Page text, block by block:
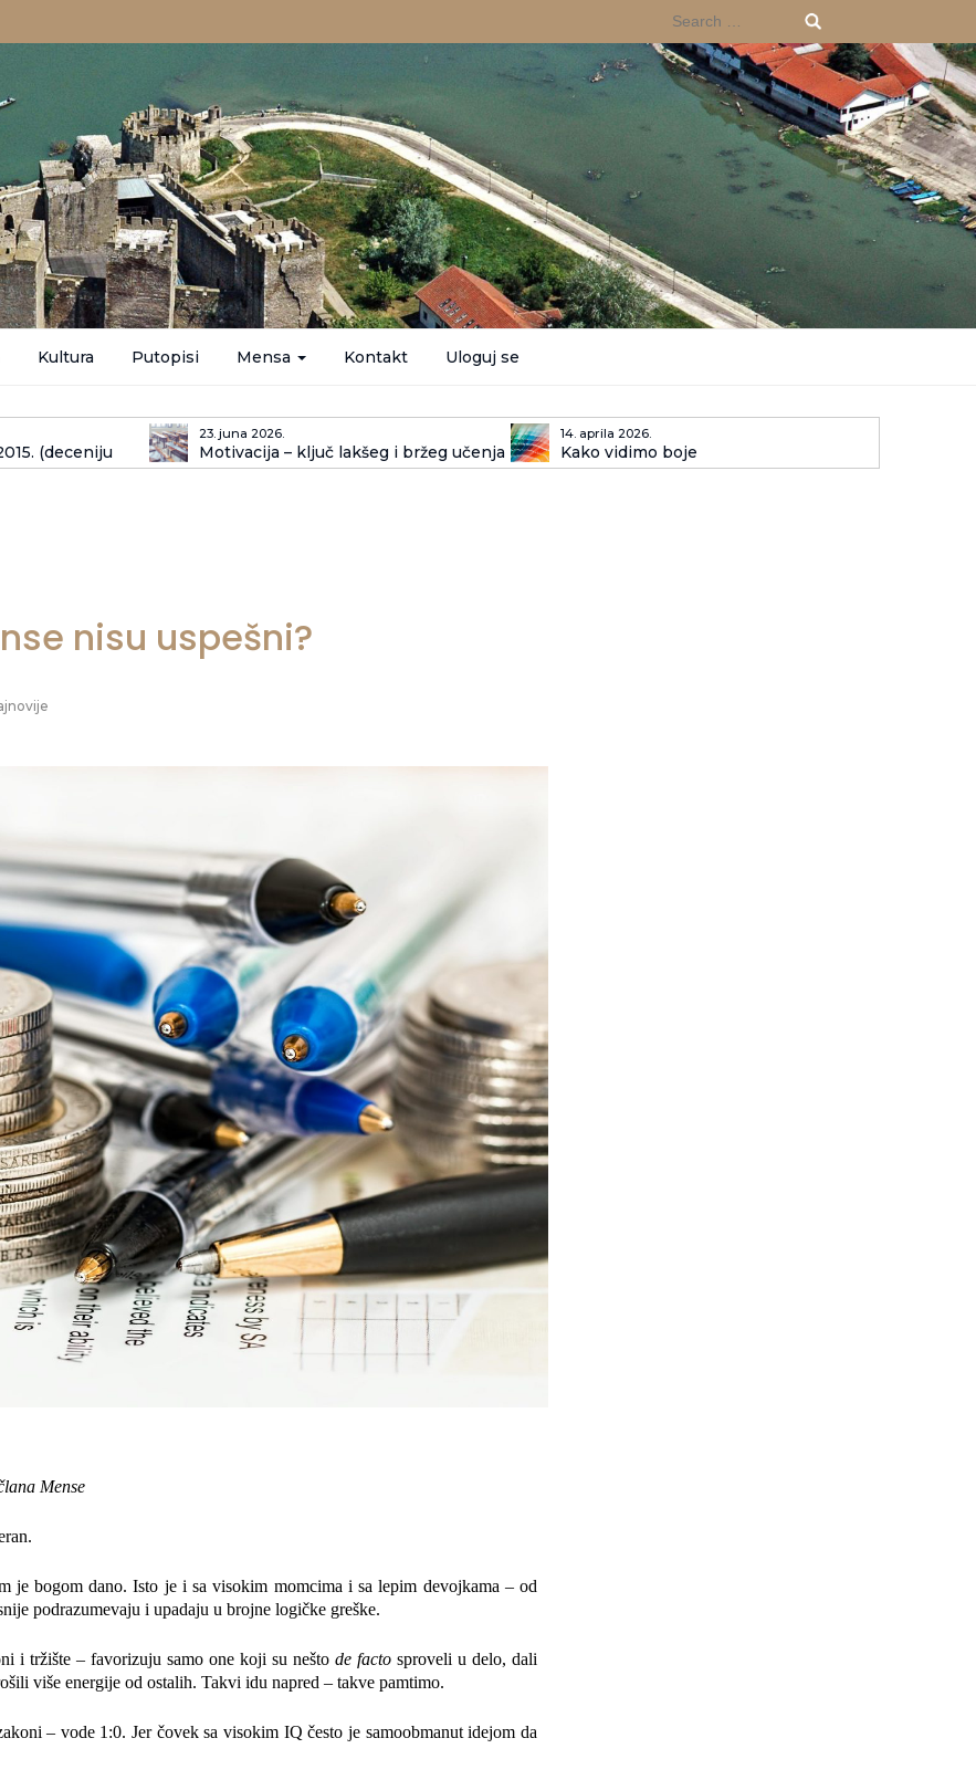
Kultura Putopisi Mensa Kontakt Uloguj se
(deceniju
23. juna 2026.
Motivacija – ključ lakšeg i bržeg učenja
14. aprila 2026.
Kako vidimo boje
nisu uspešni?
Mense
bogom dano. Isto je i sa visokim momcima i sa lepim devojkama – od
podrazumevaju i upadaju u brojne logičke greške.
i tržište – favorizuju samo one koji su nešto de facto sproveli u delo, dali
više energije od ostalih. Takvi idu napred – takve pamtimo.
– vode 1:0. Jer čovek sa visokim IQ često je samoobmanut idejom da